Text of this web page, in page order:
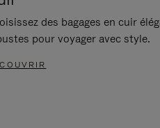
des bagages en cuir
pour voyager avec style.